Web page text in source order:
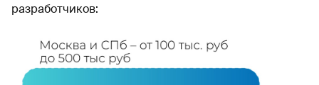
разработчиков: